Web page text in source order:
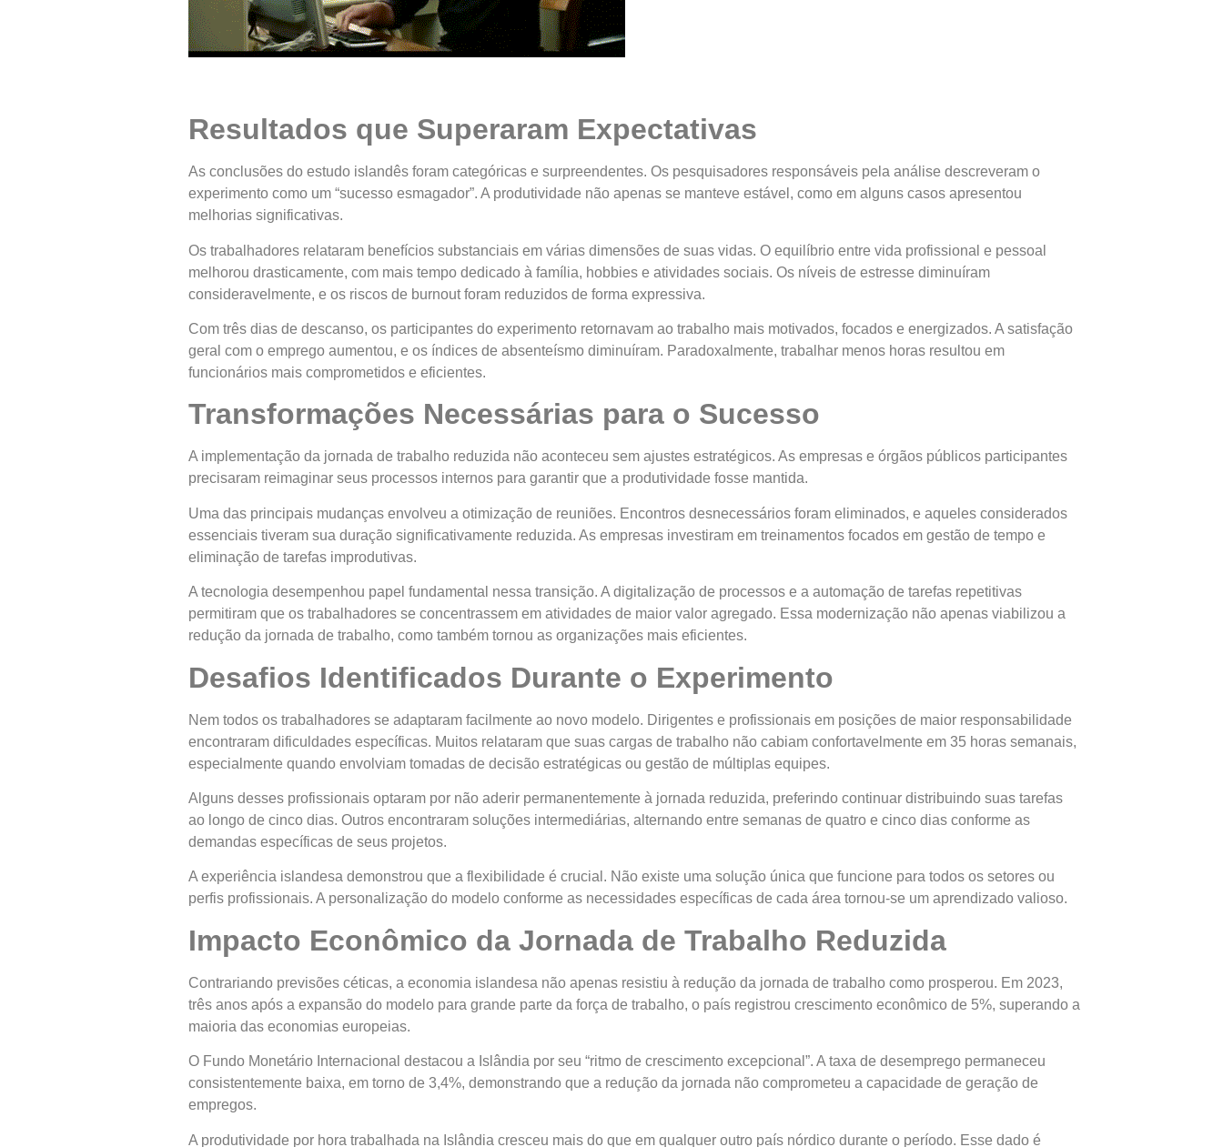
Resultados que Superaram Expectativas
As conclusões do estudo islandês foram categóricas e surpreendentes. Os pesquisadores responsáveis pela análise descreveram o
experimento como um “sucesso esmagador”. A produtividade não apenas se manteve estável, como em alguns casos apresentou
melhorias significativas.
Os trabalhadores relataram benefícios substanciais em várias dimensões de suas vidas. O equilíbrio entre vida profissional e pessoal
melhorou drasticamente, com mais tempo dedicado à família, hobbies e atividades sociais. Os níveis de estresse diminuíram
consideravelmente, e os riscos de burnout foram reduzidos de forma expressiva.
Com três dias de descanso, os participantes do experimento retornavam ao trabalho mais motivados, focados e energizados. A satisfação
geral com o emprego aumentou, e os índices de absenteísmo diminuíram. Paradoxalmente, trabalhar menos horas resultou em
funcionários mais comprometidos e eficientes.
Transformações Necessárias para o Sucesso
A implementação da jornada de trabalho reduzida não aconteceu sem ajustes estratégicos. As empresas e órgãos públicos participantes
precisaram reimaginar seus processos internos para garantir que a produtividade fosse mantida.
Uma das principais mudanças envolveu a otimização de reuniões. Encontros desnecessários foram eliminados, e aqueles considerados
essenciais tiveram sua duração significativamente reduzida. As empresas investiram em treinamentos focados em gestão de tempo e
eliminação de tarefas improdutivas.
A tecnologia desempenhou papel fundamental nessa transição. A digitalização de processos e a automação de tarefas repetitivas
permitiram que os trabalhadores se concentrassem em atividades de maior valor agregado. Essa modernização não apenas viabilizou a
redução da jornada de trabalho, como também tornou as organizações mais eficientes.
Desafios Identificados Durante o Experimento
Nem todos os trabalhadores se adaptaram facilmente ao novo modelo. Dirigentes e profissionais em posições de maior responsabilidade
encontraram dificuldades específicas. Muitos relataram que suas cargas de trabalho não cabiam confortavelmente em 35 horas semanais,
especialmente quando envolviam tomadas de decisão estratégicas ou gestão de múltiplas equipes.
Alguns desses profissionais optaram por não aderir permanentemente à jornada reduzida, preferindo continuar distribuindo suas tarefas
ao longo de cinco dias. Outros encontraram soluções intermediárias, alternando entre semanas de quatro e cinco dias conforme as
demandas específicas de seus projetos.
A experiência islandesa demonstrou que a flexibilidade é crucial. Não existe uma solução única que funcione para todos os setores ou
perfis profissionais. A personalização do modelo conforme as necessidades específicas de cada área tornou-se um aprendizado valioso.
Impacto Econômico da Jornada de Trabalho Reduzida
Contrariando previsões céticas, a economia islandesa não apenas resistiu à redução da jornada de trabalho como prosperou. Em 2023,
três anos após a expansão do modelo para grande parte da força de trabalho, o país registrou crescimento econômico de 5%, superando a
maioria das economias europeias.
O Fundo Monetário Internacional destacou a Islândia por seu “ritmo de crescimento excepcional”. A taxa de desemprego permaneceu
consistentemente baixa, em torno de 3,4%, demonstrando que a redução da jornada não comprometeu a capacidade de geração de
empregos.
A produtividade por hora trabalhada na Islândia cresceu mais do que em qualquer outro país nórdico durante o período. Esse dado é